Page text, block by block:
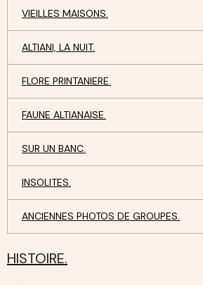
VIEILLES MAISONS.
ALTIANI, LA NUIT.
FLORE PRINTANIERE.
FAUNE ALTIANAISE.
SUR UN BANC.
INSOLITES.
ANCIENNES PHOTOS DE GROUPES.
HISTOIRE.